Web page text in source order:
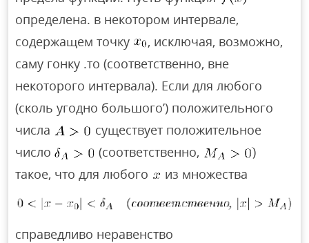
определена. в некотором интервале,
содержащем точку
, исключая, возможно,
саму гонку .то (соответственно, вне
некоторого интервала). Если для любого
(сколь угодно большого’) положительного
числа
существует положительное
число
(соответственно,
)
такое, что для любого
из множества
справедливо неравенство